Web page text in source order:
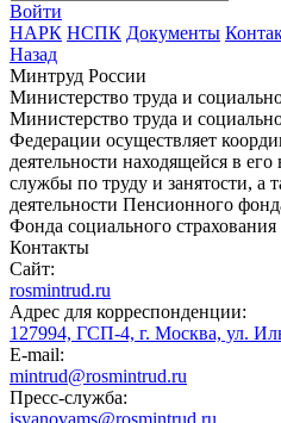
Войти
НАРК НСПК Документы
Назад
Минтруд России
Министерство труда и
Министерство труда и
Федерации осуществляет
деятельности находящейся в
службы по труду и занятости, а
деятельности Пенсионного
Фонда социального
Контакты
Сайт:
rosmintrud.ru
Адрес для корреспонденции:
127994, ГСП-4, г. Москва, ул.
E-mail:
mintrud@rosmintrud.ru
Пресс-служба:
isyanovams@rosmintrud.ru